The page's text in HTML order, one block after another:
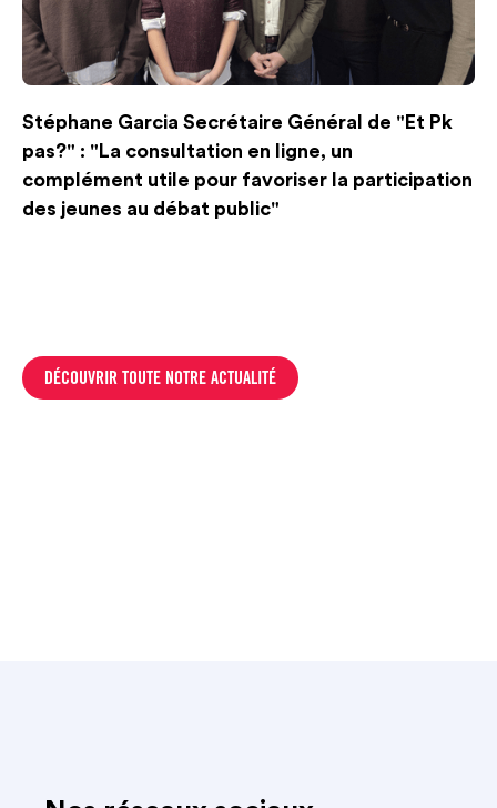
Stéphane Garcia Secrétaire Général de "Et Pk
pas?" : "La consultation en ligne, un
complément utile pour favoriser la participation
des jeunes au débat public"
DÉCOUVRIR TOUTE NOTRE ACTUALITÉ